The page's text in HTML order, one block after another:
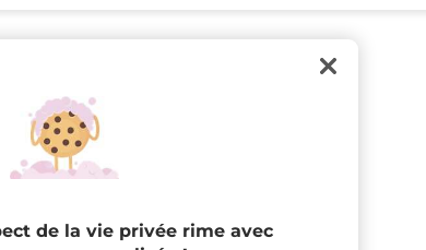
de la vie privée rime avec